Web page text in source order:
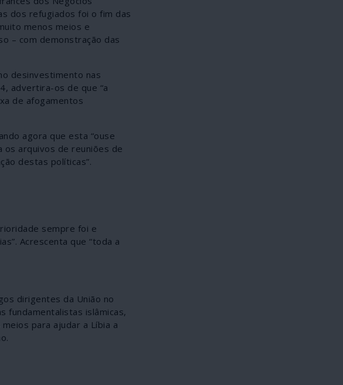
dos refugiados foi o fim das
menos meios e
– com demonstração das
desinvestimento nas
advertira-os de que “a
de afogamentos
agora que esta “ouse
os arquivos de reuniões de
destas políticas”.
sempre foi e
Acrescenta que “toda a
dirigentes da União no
fundamentalistas islâmicas,
para ajudar a Líbia a